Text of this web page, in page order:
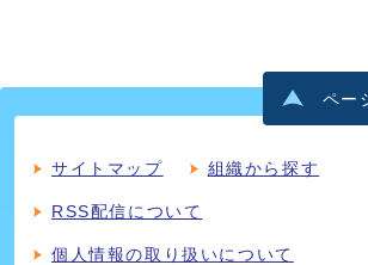
ペー
サイトマップ 組織から探す
RSS配信について
個人情報の取り扱いについて